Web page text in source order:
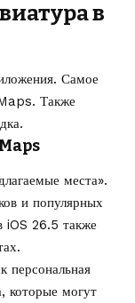
в
Самое
Также
места».
и популярных
26.5 также
персональная
которые могут